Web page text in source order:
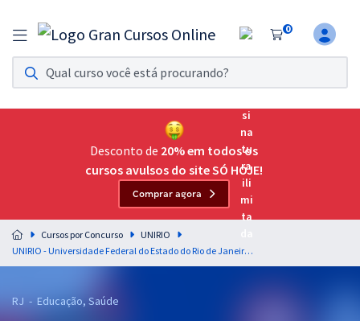
0
Assinatura Ilimitada 11
Acesso a todos os cursos. Teste grátis por 7 dias!
Assinatura OAB Até Passar
Acesso ilimitado a toda preparação para o Exame da
Residências Multiprofissionais
Preparação completa e intensiva para as principais
residências em saúde do Brasil
Desconto de 20% em todos os
cursos avulsos do site SÓ HOJE!
Comprar agora
Cursos por Concurso
UNIRIO
UNIRIO - Universidade Federal do Estado do Rio de Janeiro - Cargo 403: Assistente Socia
RJ - Educação, Saúde